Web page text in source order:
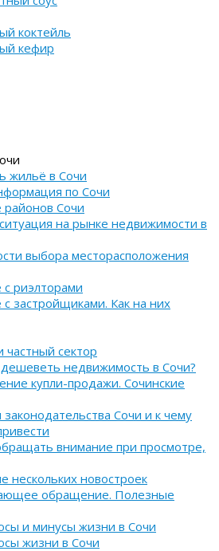
коктейль
кефир
жильё в Сочи
по Сочи
районов Сочи
на рынке недвижимости в
выбора месторасположения
риэлторами
застройщиками. Как на них
частный сектор
недвижимость в Сочи?
купли-продажи. Сочинские
Сочи и к чему
внимание при просмотре,
нескольких новостроек
обращение. Полезные
и минусы жизни в Сочи
жизни в Сочи